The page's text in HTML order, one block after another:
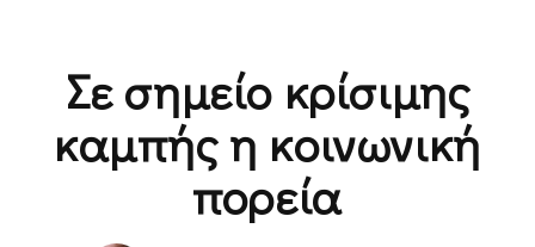
Σε σημείο κρίσιμης
καμπής η κοινωνική
πορεία